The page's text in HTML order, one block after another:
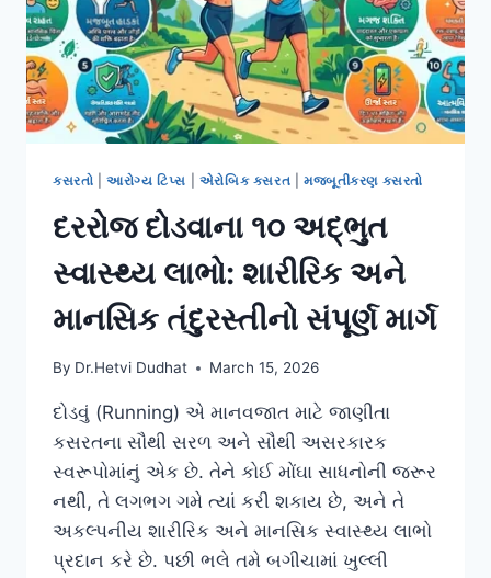
કસરતો |આરોગ્ય ટિપ્સ એરોબિક કસરત મજબૂતીકરણ કસરતો
દરરોજ દોડવાના ૧૦ અદ્ભુત
સ્વાસ્થ્ય લાભો: શારીરિક અને
માનસિક તંદુરસ્તીનો સંપૂર્ણ માર્ગ
By Dr.Hetvi Dudhat March 15, 2026
દોડવું (Running) એ માનવજાત માટે જાણીતા
કસરતના સૌથી સરળ અને સૌથી અસરકારક
સ્વરૂપોમાંનું એક છે. તેને કોઈ મોંઘા સાધનોની જરૂર
નથી, તે લગભગ ગમે ત્યાં કરી શકાય છે, અને તે
અકલ્પનીય શારીરિક અને માનસિક સ્વાસ્થ્ય લાભો
પ્રદાન કરે છે. પછી ભલે તમે બગીચામાં ખુલ્લી